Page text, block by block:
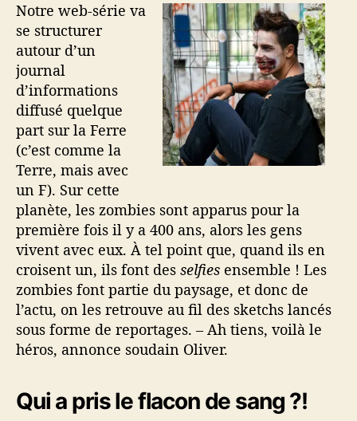
Notre web-série va
se structurer
autour d’un
journal
d’informations
diffusé quelque
part sur la Ferre
(c’est comme la
Terre, mais avec
un F). Sur cette
planète, les zombies sont apparus pour la
première fois il y a 400 ans, alors les gens
vivent avec eux. À tel point que, quand ils en
croisent un, ils font des selfies ensemble ! Les
zombies font partie du paysage, et donc de
l’actu, on les retrouve au fil des sketchs lancés
sous forme de reportages. – Ah tiens, voilà le
héros, annonce soudain Oliver.
Qui a pris le flacon de sang ?!